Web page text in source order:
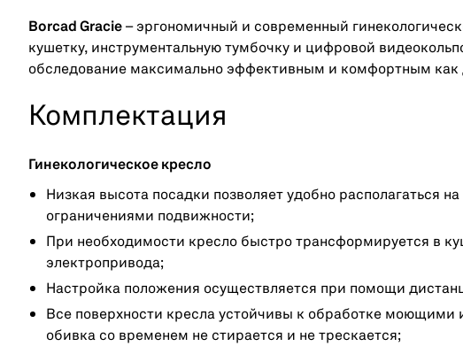
Borcad Gracie – эргономичный и современный
кушетку, инструментальную тумбочку и цифровой
обследование максимально эффективным и комфортным как
Комплектация
Гинекологическое кресло
Низкая высота посадки позволяет удобно располагаться
ограничениями подвижности;
При необходимости кресло быстро трансформируется в
электропривода;
Настройка положения осуществляется при помощи
Все поверхности кресла устойчивы к обработке
обивка со временем не стирается и не трескается;